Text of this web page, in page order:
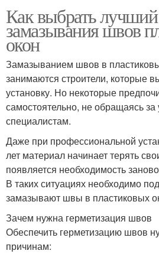
Как выбрать
замазывания швов
окон
Замазыванием швов в
занимаются строители, которые
установку. Но некоторые
самостоятельно, не обращаясь за
специалистам.
Даже при профессиональной
лет материал начинает терять
появляется необходимость
В таких ситуациях необходимо
замазывают швы в пластиковых
Зачем нужна герметизация швов
Обеспечить герметизацию швов
причинам: